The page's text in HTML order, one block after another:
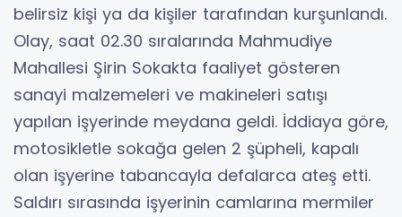
belirsiz kişi ya da kişiler tarafından kurşunlandı.
Olay, saat 02.30 sıralarında Mahmudiye
Mahallesi Şirin Sokakta faaliyet gösteren
sanayi malzemeleri ve makineleri satışı
yapılan işyerinde meydana geldi. İddiaya göre,
motosikletle sokağa gelen 2 şüpheli, kapalı
olan işyerine tabancayla defalarca ateş etti.
Saldırı sırasında işyerinin camlarına mermiler